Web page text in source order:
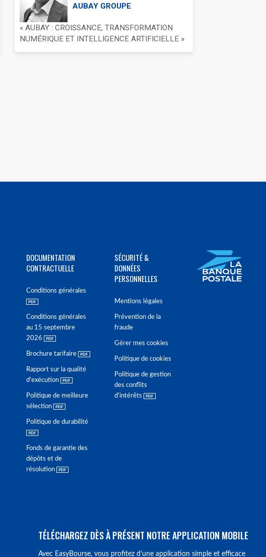
AUBAY GROUPE
« AUBAY : CROISSANCE, TRANSFORMATION
NUMÉRIQUE ET INTELLIGENCE ARTIFICIELLE »
DOCUMENTATION
CONTRACTUELLE
Conditions générales
Conditions générales
au 15 septembre
2026
Brochure tarifaire
Rapport sur la qualité
d'exécution
Politique de meilleure
sélection
Politique de durabilité
Fonds de garantie des
dépôts et de
résolution
SÉCURITÉ &
DONNÉES
PERSONNELLES
Mentions légales
Prévention de la
fraude
Gérer mes cookies
Politique de cookies
Politique de gestion
des conflits
d'intérêts
TÉLÉCHARGEZ DÈS À PRÉSENT NOTRE APPLICATION MOBILE
Avec EasyBourse, vous profitez d’une application simple et efficace